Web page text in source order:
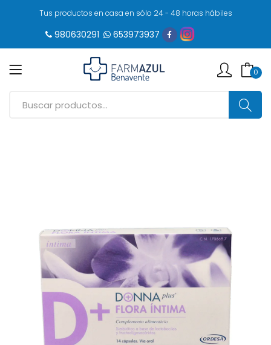
Tus productos en casa en sólo 24 - 48 horas hábiles
980630291 653973937
0